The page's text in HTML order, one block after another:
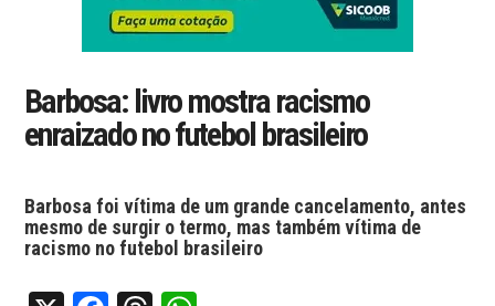
Barbosa: livro mostra racismo
enraizado no futebol brasileiro
Barbosa foi vítima de um grande cancelamento, antes
mesmo de surgir o termo, mas também vítima de
racismo no futebol brasileiro